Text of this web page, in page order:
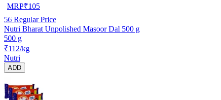
MRP₹105
56 Regular Price
Nutri Bharat Unpolished Masoor Dal 500 g
500 g
₹112/kg
Nutri
ADD